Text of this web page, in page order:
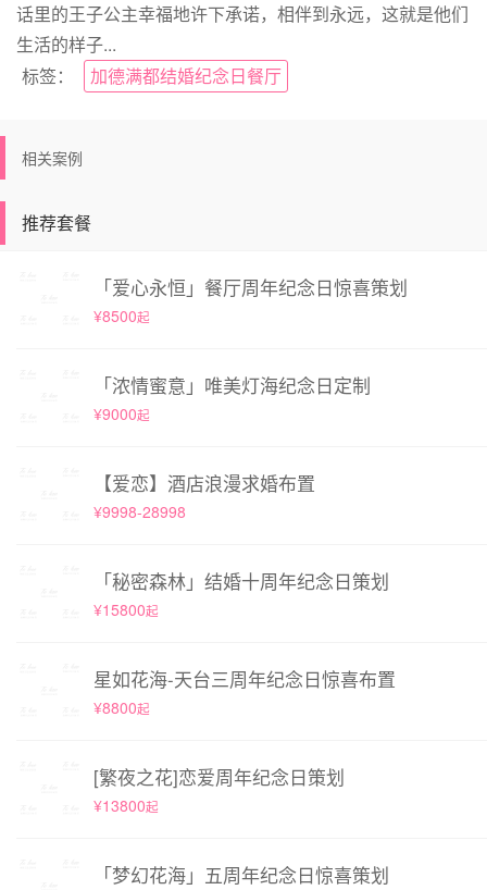
话里的王子公主幸福地许下承诺，相伴到永远，这就是他们
生活的样子...
标签：
加德满都结婚纪念日餐厅
相关案例
推荐套餐
「爱心永恒」餐厅周年纪念日惊喜策划
¥8500起
「浓情蜜意」唯美灯海纪念日定制
¥9000起
【爱恋】酒店浪漫求婚布置
¥9998-28998
「秘密森林」结婚十周年纪念日策划
¥15800起
星如花海-天台三周年纪念日惊喜布置
¥8800起
[繁夜之花]恋爱周年纪念日策划
¥13800起
「梦幻花海」五周年纪念日惊喜策划